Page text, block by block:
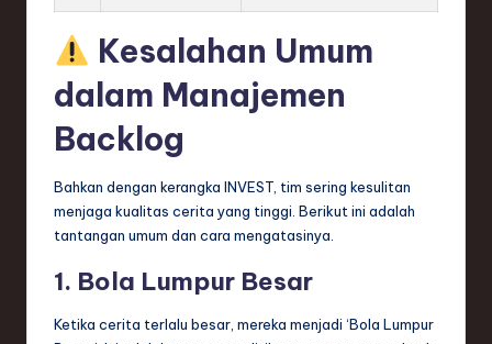
Kesalahan Umum
dalam Manajemen
Backlog
Bahkan dengan kerangka INVEST, tim sering kesulitan
menjaga kualitas cerita yang tinggi. Berikut ini adalah
tantangan umum dan cara mengatasinya.
1. Bola Lumpur Besar
Ketika cerita terlalu besar, mereka menjadi ‘Bola Lumpur